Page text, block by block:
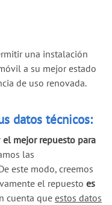
una instalación
a su mejor estado
de uso renovada.
datos técnicos:
el mejor repuesto para
las
este modo, creemos
el repuesto es
cuenta que estos datos